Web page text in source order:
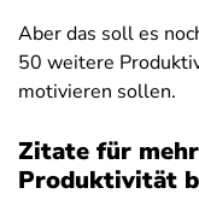
Aber das soll es
50 weitere
motivieren sollen.
Zitate für
Produktivität